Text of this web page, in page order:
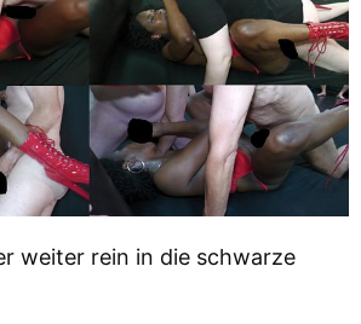
weiter rein in die schwarze